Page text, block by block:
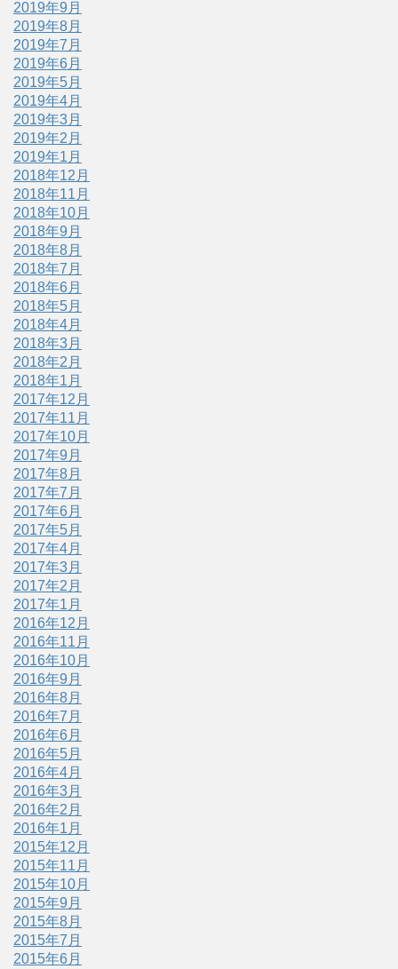
2019年9月
2019年8月
2019年7月
2019年6月
2019年5月
2019年4月
2019年3月
2019年2月
2019年1月
2018年12月
2018年11月
2018年10月
2018年9月
2018年8月
2018年7月
2018年6月
2018年5月
2018年4月
2018年3月
2018年2月
2018年1月
2017年12月
2017年11月
2017年10月
2017年9月
2017年8月
2017年7月
2017年6月
2017年5月
2017年4月
2017年3月
2017年2月
2017年1月
2016年12月
2016年11月
2016年10月
2016年9月
2016年8月
2016年7月
2016年6月
2016年5月
2016年4月
2016年3月
2016年2月
2016年1月
2015年12月
2015年11月
2015年10月
2015年9月
2015年8月
2015年7月
2015年6月